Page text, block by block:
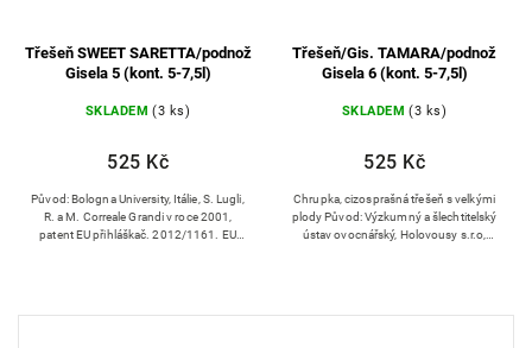
Třešeň SWEET SARETTA/podnož
Gisela 5 (kont. 5-7,5l)
SKLADEM (3 ks)
525 Kč
Původ: Bologna University, Itálie, S. Lugli,
R. a M. Correale Grandi v roce 2001,
patent EU přihláškač. 2012/1161. EU
Třešeň/Gis. TAMARA/podnož
Gisela 6 (kont. 5-7,5l)
SKLADEM (3 ks)
525 Kč
Chrupka, cizosprašná třešeň s velkými
plody Původ: Výzkumný a šlechtitelský
ústav ovocnářský, Holovousy s.r.o,